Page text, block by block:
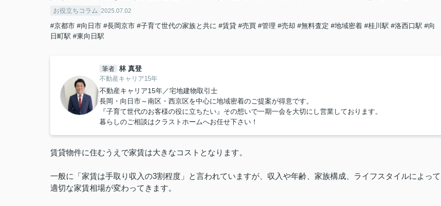
お役立ちコラム 2025.07.02
#京都市 #向日市 #長岡京市 #子育て世代の家族と共に #賃貸 #売買 #管理 #売却 #無料査定 #地域密着 #桂川駅 #洛西口駅 #向
日町駅 #東向日駅
筆者 林 真登
不動産キャリア15年
不動産キャリア15年／宅地建物取引士
長岡・向日市～南区・西京区を中心に地域密着のご提案が得意です。
『子育て世代のお客様の役に立ちたい』その想いで一期一会を大切にし営業しております。
暮らしのご相談はクラストホームへお任せ下さい！
賃貸物件に住むうえで家賃は大きなコストとなります。
一般に「家賃は手取り収入の3割程度」と言われていますが、収入や年齢、家族構成、ライフスタイルによって
適切な家賃相場が変わってきます。